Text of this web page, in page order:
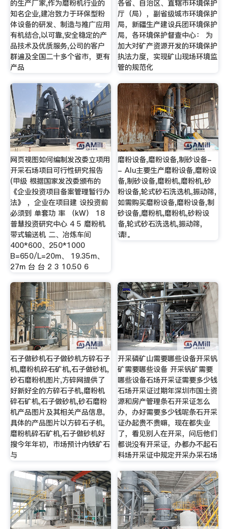
的生产厂家,作为磨粉机行业的
知名企业,建冶致力于环保型粉
体设备的研发、制造与推广应用
有机结合,以可靠,安全稳定的产
品技术及优质服务,公司的客户
群遍及全国二十多个省市，更有
产品
各省、自治区、直辖市环境保护
厅（局），副省级城市环境保护
局，新疆生产建设兵团环境保护
局，各环境保护督查中心： 为
加大对矿产资源开发的环境保护
执法力度，实现矿山现场环境监
管的规范化
网页视图如何编制发改委立项用
开采石场项目可行性研究报告
(甲级 根据国家发改委颁布的
《企业投资项目备案管理暂行办
法》 ，企业在项目建 设投资前
必须到 单套功 率 （kW） 18
普慧投资研究中心 4 5 磨粉机
带式输送机 二、冶炼车间
400*600、250*1000
B=650/L=20m、 19.35m、
27m 台 台 2 3 10.50 6
磨粉设备,磨粉设备,制砂设备-
- Alu主要生产磨粉设备,磨粉设
备,制砂设备,磨粉机,磨粉机,砂
粉设备,轮式砂石洗选机,振动筛,
如需购买磨粉设备,磨粉设备,制
砂设备,磨粉机,磨粉机,砂粉设
备,轮式砂石洗选机,振动筛,
请!。
石子做砂机石子做砂机方碎石子
机,磨粉机碎石矿机,石子做砂机,
砂石磨粉机图片,方碎网提供了
好新好全的方碎石子机,磨粉机
碎石矿机,石子做砂机,砂石磨粉
机产品图片及其相关产品信息,
具体的产品图片以方碎石子机,
磨粉机碎石矿机,石子做砂机好
搜今年年初，市场预计内铁矿石
与
开采磷矿山需要哪些设备开采钒
矿需要哪些设备 开采钒矿需要
哪些设备石场开采证需要多少钱
石场开采证过期年深圳市国土资
源和房产管理条石开采证怎么
办，办好需要多少钱呢条石开采
证办起贵不贵嘛，现在都失业
了，看见别人在开采，问后他们
都说没有开采证，办都办不起石
料场开采证中规定开采办采石场